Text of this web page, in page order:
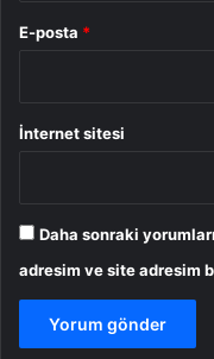
E-posta *
İnternet sitesi
Daha sonraki
adresim ve site adresim